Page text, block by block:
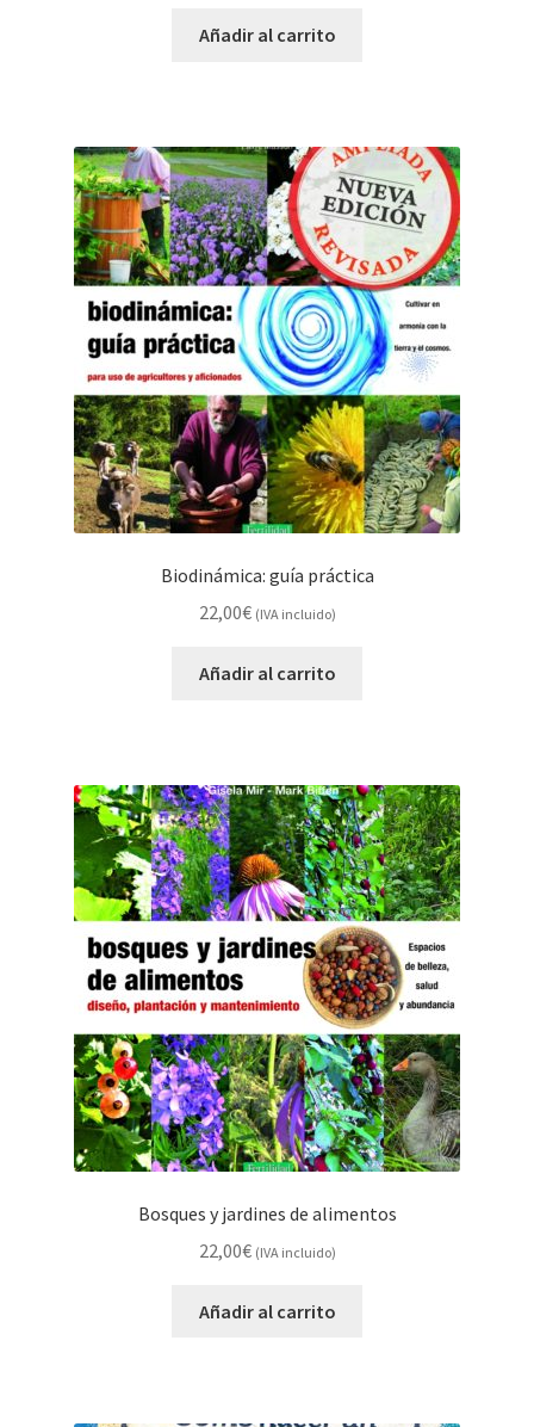
Añadir al carrito
Biodinámica: guía práctica
22,00€ (IVA incluido)
Añadir al carrito
Bosques y jardines de alimentos
22,00€ (IVA incluido)
Añadir al carrito